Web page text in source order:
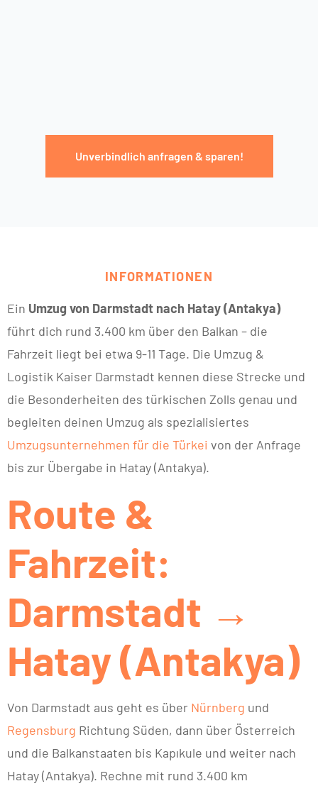
Unverbindlich anfragen & sparen!
INFORMATIONEN
Ein Umzug von Darmstadt nach Hatay (Antakya)
führt dich rund 3.400 km über den Balkan – die
Fahrzeit liegt bei etwa 9-11 Tage. Die Umzug &
Logistik Kaiser Darmstadt kennen diese Strecke und
die Besonderheiten des türkischen Zolls genau und
begleiten deinen Umzug als spezialisiertes
Umzugsunternehmen für die Türkei von der Anfrage
bis zur Übergabe in Hatay (Antakya).
Route &
Fahrzeit:
Darmstadt →
Hatay (Antakya)
Von Darmstadt aus geht es über Nürnberg und
Regensburg Richtung Süden, dann über Österreich
und die Balkanstaaten bis Kapıkule und weiter nach
Hatay (Antakya). Rechne mit rund 3.400 km